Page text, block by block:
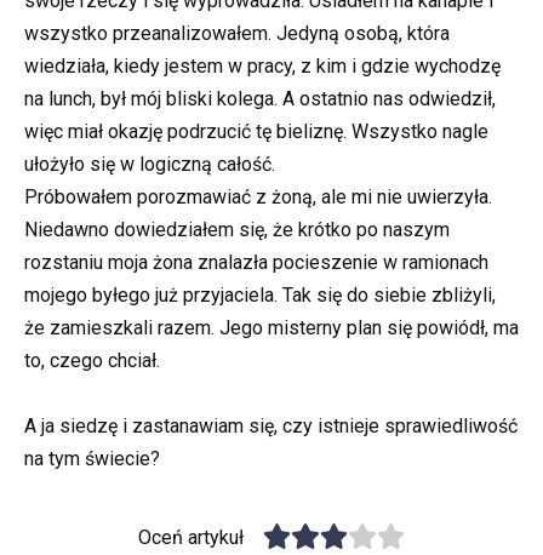
wszystko przeanalizowałem. Jedyną osobą, która
wiedziała, kiedy jestem w pracy, z kim i gdzie wychodzę
na lunch, był mój bliski kolega. A ostatnio nas odwiedził,
więc miał okazję podrzucić tę bieliznę. Wszystko nagle
ułożyło się w logiczną całość.
Próbowałem porozmawiać z żoną, ale mi nie uwierzyła.
Niedawno dowiedziałem się, że krótko po naszym
rozstaniu moja żona znalazła pocieszenie w ramionach
mojego byłego już przyjaciela. Tak się do siebie zbliżyli,
że zamieszkali razem. Jego misterny plan się powiódł, ma
to, czego chciał.
A ja siedzę i zastanawiam się, czy istnieje sprawiedliwość
na tym świecie?
Oceń artykuł